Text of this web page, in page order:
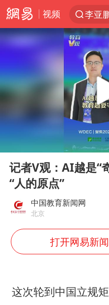
视频
服务
周杰
台风
因凡
38岁
《
Play
记者V观：AI越是“
“人的原点”
中国教育新闻网
北京
打开网易新
这次轮到中国立规